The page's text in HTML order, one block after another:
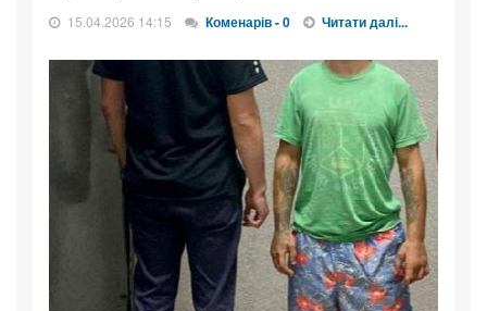
15.04.2026 14:15 Коменарів - 0 Читати далі...